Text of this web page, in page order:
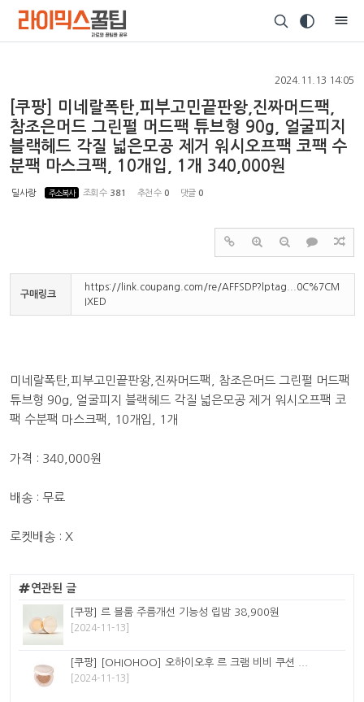
2024.11.13 14:05
[쿠팡] 미네랄폭탄,피부고민끝판왕,진짜머드팩,
참조은머드 그린펄 머드팩 튜브형 90g, 얼굴피지
블랙헤드 각질 넓은모공 제거 워시오프팩 코팩 수
분팩 마스크팩, 10개입, 1개 340,000원
딜사랑 주소복사 조회 수 381 추천 수 0 댓글 0
구매링크
https://link.coupang.com/re/AFFSDP?lptag...0C%7CM
IXED
미네랄폭탄,피부고민끝판왕,진짜머드팩, 참조은머드 그린펄 머드팩
튜브형 90g, 얼굴피지 블랙헤드 각질 넓은모공 제거 워시오프팩 코
팩 수분팩 마스크팩, 10개입, 1개
가격 : 340,000원
배송 : 무료
로켓배송 : X
연관된 글
[쿠팡] 르 블룸 주름개선 기능성 립밤 38,900원
[2024-11-13]
[쿠팡] [OHIOHOO] 오하이오후 르 크램 비비 쿠션 ...
[2024-11-13]
Sketchbook5, 스케치북5
Sketchbook5, 스케치북5